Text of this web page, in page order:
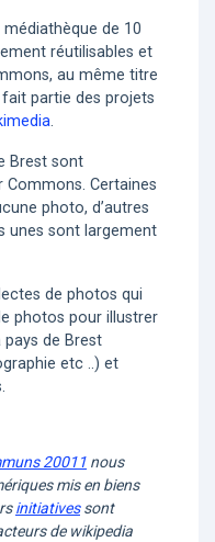
de 10
réutilisables et
au même titre
fait partie des projets
.
Brest sont
Commons. Certaines
photo, d’autres
unes sont largement
de photos qui
photos pour illustrer
pays de Brest
etc ..) et
20011 nous
mis en biens
initiativessont
de wikipedia